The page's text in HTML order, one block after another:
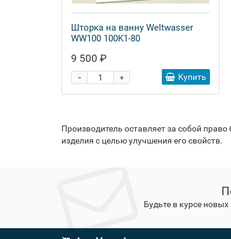
Шторка на ванну Weltwasser
WW100 100K1-80
9 500 ₽
+
- Купить
Производитель оставляет за собой
изделия с целью улучшения его свойств.
Будьте в курсе